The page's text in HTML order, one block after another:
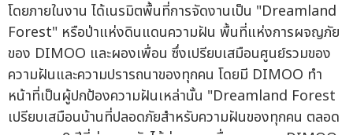
โดยภายในงาน ได้เนรมิตพื้นที่การจัดงานเป็น "Dreamland
Forest" หรือป่าแห่งดินแดนความฝัน พื้นที่แห่งการผจญภัย
ของ DIMOO และผองเพื่อน ซึ่งเปรียบเสมือนศูนย์รวมของ
ความฝันและความปรารถนาของทุกคน โดยมี DIMOO ทำ
หน้าที่เป็นผู้ปกป้องความฝันเหล่านั้น "Dreamland Forest
เปรียบเสมือนบ้านที่ปลอดภัยสำหรับความฝันของทุกคน ตลอด